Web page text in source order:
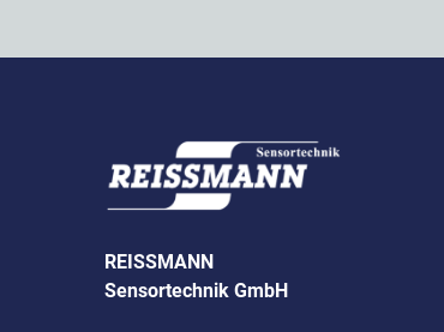
REISSMANN
Sensortechnik GmbH